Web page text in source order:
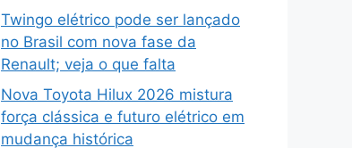
Twingo elétrico pode ser lançado
no Brasil com nova fase da
Renault; veja o que falta
Nova Toyota Hilux 2026 mistura
força clássica e futuro elétrico em
mudança histórica